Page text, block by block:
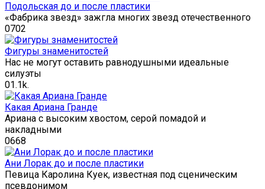
Подольская до и после пластики
«Фабрика звезд» зажгла многих звезд отечественного
0702
Фигуры знаменитостей
Нас не могут оставить равнодушными идеальные
силуэты
01.1k.
Какая Ариана Гранде
Ариана с высоким хвостом, серой помадой и
накладными
0668
Ани Лорак до и после пластики
Певица Каролина Куек, известная под сценическим
псевдонимом